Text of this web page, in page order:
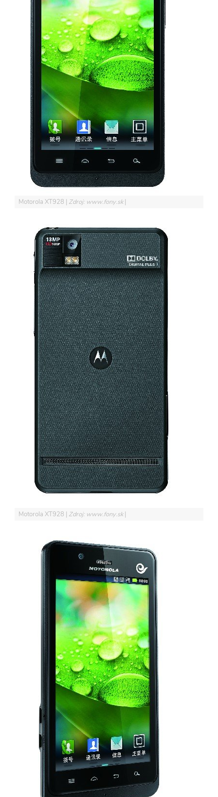
Motorola XT928 Zdroj: www.fony.sk
Motorola XT928 Zdroj: www.fony.sk